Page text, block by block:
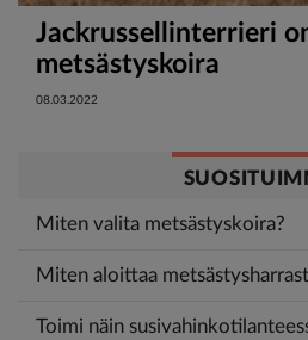
Jackrussellinterrieri
metsästyskoira
08.03.2022
Miten valita metsästyskoira?
Miten aloittaa
Toimi näin